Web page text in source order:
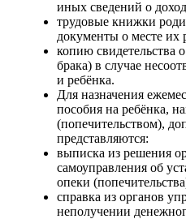
иных сведений о
трудовые книжки
документы о месте их
копию свидетельства
брака) в случае
и ребёнка.
Для назначения
пособия на ребёнка,
(попечительством),
представляются:
выписка из решения
самоуправления об
опеки
справка из органов
неполучении